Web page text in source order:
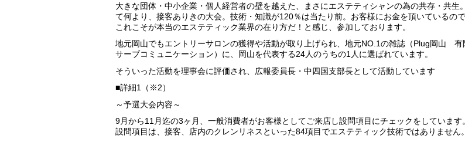
大きな団体・中小企業・個人経営者の壁を越えた、まさにエステティシャンの為の共存・共生
て何より、接客ありきの大会。技術・知識が120％は当たり前。お客様にお金を頂いているので
これこそが本当のエステティック業界の在り方だ！と感じ、参加しております。
地元岡山でもエントリーサロンの獲得や活動が取り上げられ、地元NO.1の雑誌（Plug岡山 有
サーブコミュニケーション）に、岡山を代表する24人のうちの1人に選ばれています。
そういった活動を理事会に評価され、広報委員長・中四国支部長として活動しています
■詳細1（※2）
～予選大会内容～
9月から11月迄の3ヶ月、一般消費者がお客様としてご来店し設問項目にチェックをしています
設問項目は、接客、店内のクレンリネスといった84項目でエステティック技術ではありません。